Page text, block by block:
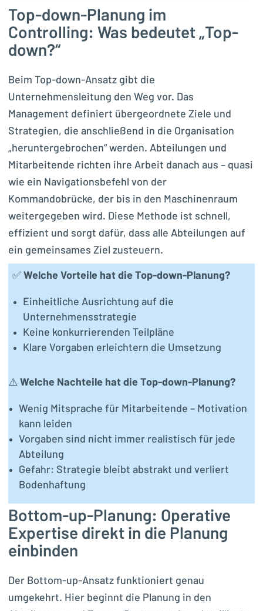
Top-down-Planung im
Controlling: Was bedeutet „Top-
down?“
Beim Top-down-Ansatz gibt die
Unternehmensleitung den Weg vor. Das
Management definiert übergeordnete Ziele und
Strategien, die anschließend in die Organisation
„heruntergebrochen“ werden. Abteilungen und
Mitarbeitende richten ihre Arbeit danach aus – quasi
wie ein Navigationsbefehl von der
Kommandobrücke, der bis in den Maschinenraum
weitergegeben wird. Diese Methode ist schnell,
effizient und sorgt dafür, dass alle Abteilungen auf
ein gemeinsames Ziel zusteuern.
✅ Welche Vorteile hat die Top-down-Planung?
Einheitliche Ausrichtung auf die
Unternehmensstrategie
Keine konkurrierenden Teilpläne
Klare Vorgaben erleichtern die Umsetzung
⚠️ Welche Nachteile hat die Top-down-Planung?
Wenig Mitsprache für Mitarbeitende – Motivation
kann leiden
Vorgaben sind nicht immer realistisch für jede
Abteilung
Gefahr: Strategie bleibt abstrakt und verliert
Bodenhaftung
Bottom-up-Planung: Operative
Expertise direkt in die Planung
einbinden
Der Bottom-up-Ansatz funktioniert genau
umgekehrt. Hier beginnt die Planung in den